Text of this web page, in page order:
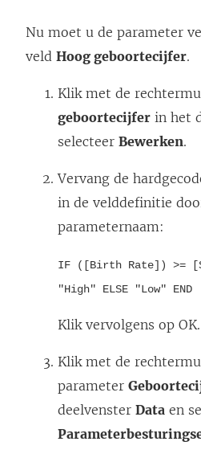
Nu moet u de parameter
veld Hoog geboortecijfer.
Klik met de
geboortecijfer in het
selecteer Bewerken.
Vervang de
in de velddefinitie
parameternaam:
IF ([Birth Rate]) >=
"High" ELSE "Low" END
Klik vervolgens op OK.
Klik met de
parameter
deelvenster Data en